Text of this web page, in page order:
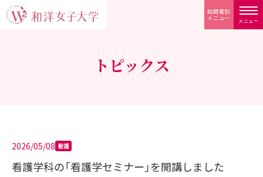
メニュー
訪問者別
メニュー
トピックス
2026/05/08 看護
看護学科の「看護学セミナー」を開講しました